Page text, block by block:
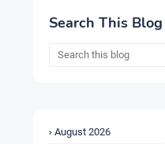
Search This Blog
August 2026